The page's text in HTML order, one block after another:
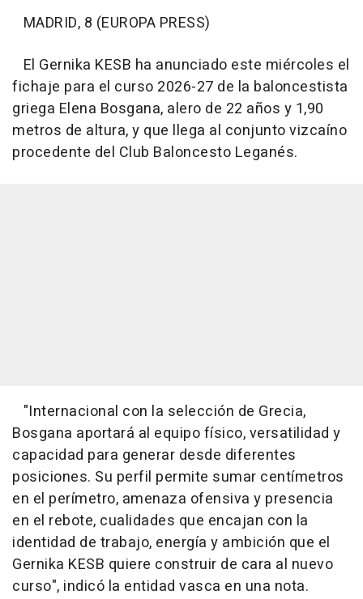
MADRID, 8 (EUROPA PRESS)
El Gernika KESB ha anunciado este miércoles el
fichaje para el curso 2026-27 de la baloncestista
griega Elena Bosgana, alero de 22 años y 1,90
metros de altura, y que llega al conjunto vizcaíno
procedente del Club Baloncesto Leganés.
"Internacional con la selección de Grecia,
Bosgana aportará al equipo físico, versatilidad y
capacidad para generar desde diferentes
posiciones. Su perfil permite sumar centímetros
en el perímetro, amenaza ofensiva y presencia
en el rebote, cualidades que encajan con la
identidad de trabajo, energía y ambición que el
Gernika KESB quiere construir de cara al nuevo
curso", indicó la entidad vasca en una nota.